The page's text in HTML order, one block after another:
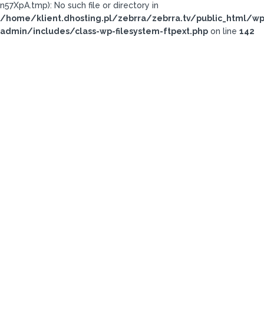
n57XpA.tmp): No such file or directory in
/home/klient.dhosting.pl/zebrra/zebrra.tv/public_html/
admin/includes/class-wp-filesystem-ftpext.php on line 142